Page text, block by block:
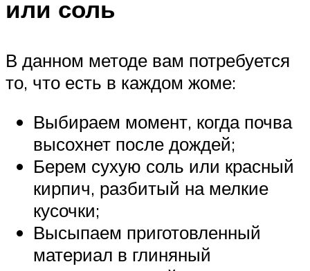
или соль
В данном методе вам потребуется
то, что есть в каждом жоме:
Выбираем момент, когда почва
высохнет после дождей;
Берем сухую соль или красный
кирпич, разбитый на мелкие
кусочки;
Высыпаем приготовленный
материал в глиняный